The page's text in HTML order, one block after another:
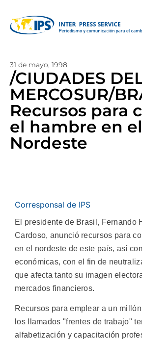
31 de mayo, 1998
/CIUDADES
MERCOSUR/
Recursos para
el hambre en el
Nordeste
Corresponsal de IPS
El presidente de Brasil, Fernando
Cardoso, anunció recursos para
en el nordeste de este país, así
económicas, con el fin de
que afecta tanto su imagen
mercados financieros.
Recursos para emplear a un
los llamados "frentes de trabajo"
alfabetización y capacitación